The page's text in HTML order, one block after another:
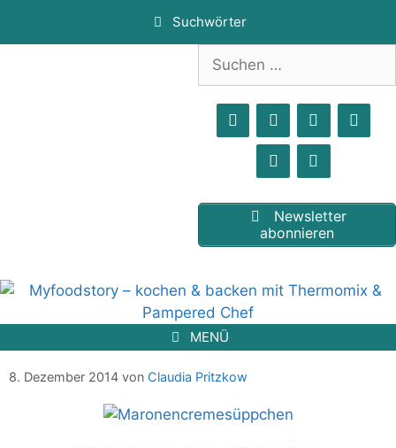
Suchwörter
Suchen
nach:
Newsletter
abonnieren
MENÜ
8. Dezember 2014 von Claudia Pritzkow